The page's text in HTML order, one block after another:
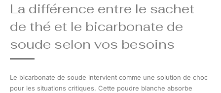
La différence entre le sachet
de thé et le bicarbonate de
soude selon vos besoins
Le bicarbonate de soude intervient comme une solution de choc
pour les situations critiques. Cette poudre blanche absorbe